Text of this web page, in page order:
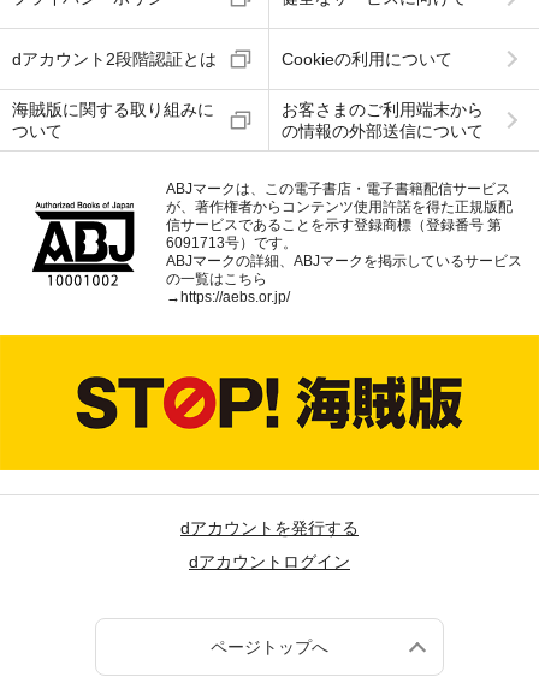
dアカウント2段階認証とは Cookieの利用について
海賊版に関する取り組みに
ついて
お客さまのご利用端末から
の情報の外部送信について
ABJマークは、この電子書店・電子書籍配信サービス
が、著作権者からコンテンツ使用許諾を得た正規版配
信サービスであることを示す登録商標（登録番号 第
6091713号）です。
ABJマークの詳細、ABJマークを掲示しているサービス
の一覧はこちら
→ https://aebs.or.jp/
dアカウントを発行する
dアカウントログイン
ページトップへ